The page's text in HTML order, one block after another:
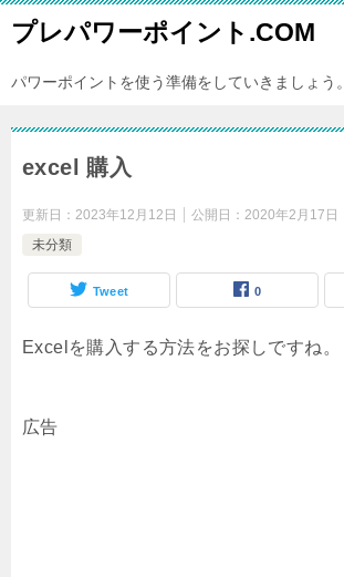
プレパワーポイント.COM
パワーポイントを使う準備をしていきましょう。
excel 購入
更新日： 2023年12月12日 公開日： 2020年2月17日
未分類
Tweet 0
Excelを購入する方法をお探しですね。
広告